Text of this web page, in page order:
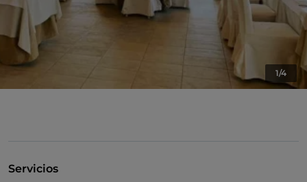
1/4
Servicios